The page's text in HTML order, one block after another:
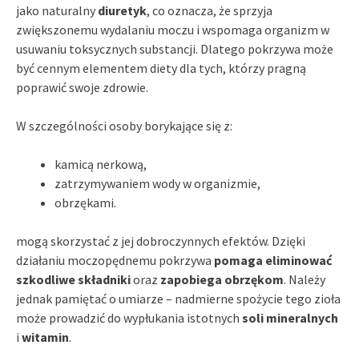
jako naturalny diuretyk, co oznacza, że sprzyja
zwiększonemu wydalaniu moczu i wspomaga organizm w
usuwaniu toksycznych substancji. Dlatego pokrzywa może
być cennym elementem diety dla tych, którzy pragną
poprawić swoje zdrowie.
W szczególności osoby borykające się z:
kamicą nerkową,
zatrzymywaniem wody w organizmie,
obrzękami.
mogą skorzystać z jej dobroczynnych efektów. Dzięki
działaniu moczopędnemu pokrzywa pomaga eliminować
szkodliwe składnikioraz zapobiega obrzękom. Należy
jednak pamiętać o umiarze – nadmierne spożycie tego zioła
może prowadzić do wypłukania istotnych soli mineralnych
i witamin.